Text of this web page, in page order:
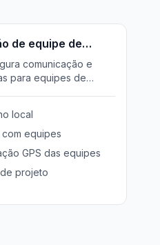
de equipe de
comunicação e
para equipes de
local
equipes
GPS das equipes
projeto